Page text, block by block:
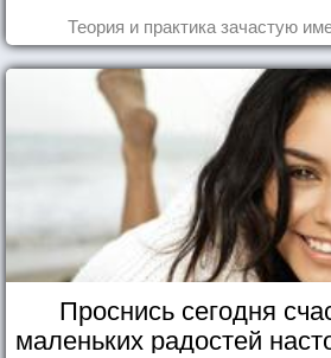
Теория и практика зачастую
Проснись сегодня
маленьких радостей